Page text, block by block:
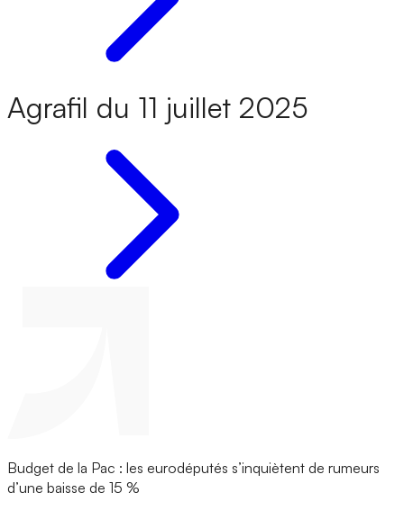
Agrafil du 11 juillet 2025
Budget de la Pac : les eurodéputés s’inquiètent de rumeurs
d’une baisse de 15 %